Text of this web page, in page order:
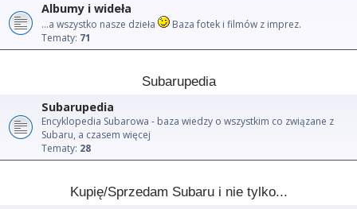
Albumy i wideła
...a wszystko nasze dzieła
Baza fotek i filmów z imprez.
Tematy: 71
Subarupedia
Subarupedia
Encyklopedia Subarowa - baza wiedzy o wszystkim co związane z
Subaru, a czasem więcej
Tematy: 28
Kupię/Sprzedam Subaru i nie tylko...